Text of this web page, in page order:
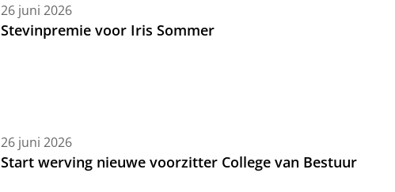
26 juni 2026
Stevinpremie voor Iris Sommer
26 juni 2026
Start werving nieuwe voorzitter College van Bestuur